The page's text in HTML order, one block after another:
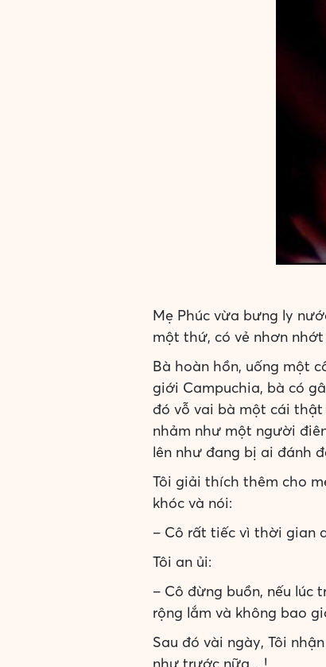
Mẹ Phúc vừa bưng ly
một thứ, có vẻ nhơn nhớt
Bà hoàn hồn, uống một
giới Campuchia, bà có
đó vỗ vai bà một cái thật
nhảm như một người
lên như đang bị ai đánh
Tôi giải thích thêm cho
khóc và nói:
– Cô rất tiếc vì thời gian
Tôi an ủi:
– Cô đừng buồn, nếu
rộng lắm và không bao
Sau đó vài ngày, Tôi
như trước nữa…!